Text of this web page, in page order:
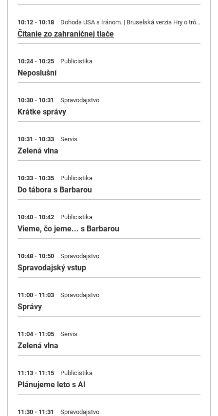
10:12 - 10:18 Dohoda USA s Iránom. | Bruselská verzia Hry o tróny: V hlavnej úlohe U. Leyenová a Kaja Kallasová
Čítanie zo zahraničnej tlače
10:24 - 10:25 Publicistika
Neposlušní
10:30 - 10:31 Spravodajstvo
Krátke správy
10:31 - 10:33 Servis
Zelená vlna
10:33 - 10:35 Publicistika
Do tábora s Barbarou
10:40 - 10:42 Publicistika
Vieme, čo jeme... s Barbarou
10:48 - 10:50 Spravodajstvo
Spravodajský vstup
11:00 - 11:03 Spravodajstvo
Správy
11:04 - 11:05 Servis
Zelená vlna
11:13 - 11:15 Publicistika
Plánujeme leto s AI
11:30 - 11:31 Spravodajstvo